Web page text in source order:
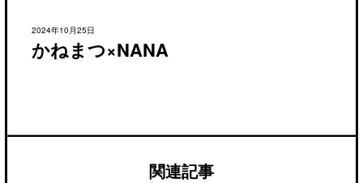
2024年10月25日
かねまつ×NANA
関連記事